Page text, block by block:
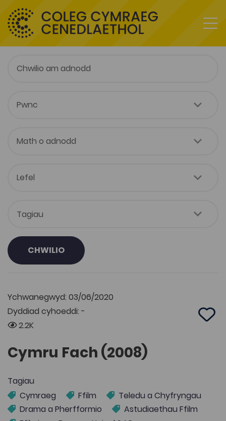
CHWILIO
Ychwanegwyd: 03/06/2020
Dyddiad cyhoeddi: -
2.2K
Add
Cymru Fach (2008)
Tagiau
Cymraeg
Ffilm
Teledu a Chyfryngau
Drama a Pherfformio
Astudiaethau Ffilm